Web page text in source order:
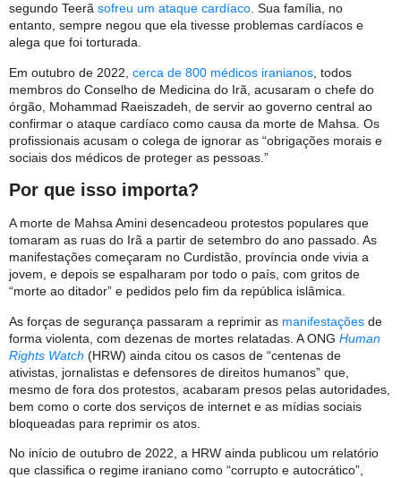
segundo Teerã sofreu um ataque cardíaco. Sua família, no
entanto, sempre negou que ela tivesse problemas cardíacos e
alega que foi torturada.
Em outubro de 2022, cerca de 800 médicos iranianos , todos
membros do Conselho de Medicina do Irã, acusaram o chefe do
órgão, Mohammad Raeiszadeh, de servir ao governo central ao
confirmar o ataque cardíaco como causa da morte de Mahsa. Os
profissionais acusam o colega de ignorar as “obrigações morais e
sociais dos médicos de proteger as pessoas.”
Por que isso importa?
A morte de Mahsa Amini desencadeou protestos populares que
tomaram as ruas do Irã a partir de setembro do ano passado. As
manifestações começaram no Curdistão, província onde vivia a
jovem, e depois se espalharam por todo o país, com gritos de
“morte ao ditador” e pedidos pelo fim da república islâmica.
As forças de segurança passaram a reprimir as manifestações de
forma violenta, com dezenas de mortes relatadas. A ONG Human
Rights Watch (HRW) ainda citou os casos de “centenas de
ativistas, jornalistas e defensores de direitos humanos” que,
mesmo de fora dos protestos, acabaram presos pelas autoridades,
bem como o corte dos serviços de internet e as mídias sociais
bloqueadas para reprimir os atos.
No início de outubro de 2022, a HRW ainda publicou um relatório
que classifica o regime iraniano como “corrupto e autocrático”,